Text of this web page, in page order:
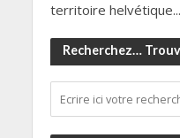
territoire helvétique...
Recherchez…